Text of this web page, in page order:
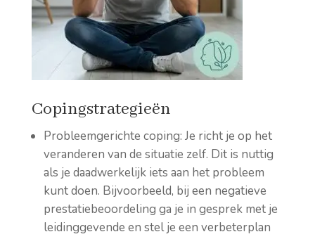
Copingstrategieën
Probleemgerichte coping: Je richt je op het
veranderen van de situatie zelf. Dit is nuttig
als je daadwerkelijk iets aan het probleem
kunt doen. Bijvoorbeeld, bij een negatieve
prestatiebeoordeling ga je in gesprek met je
leidinggevende en stel je een verbeterplan